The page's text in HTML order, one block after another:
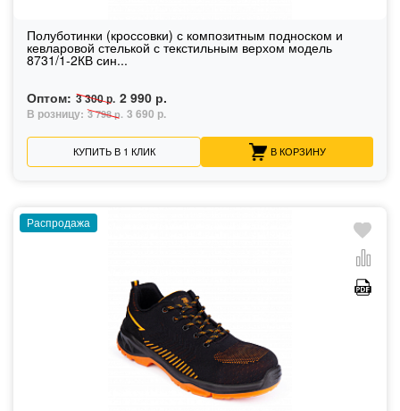
Полуботинки (кроссовки) с композитным подноском и
кевларовой стелькой с текстильным верхом модель
8731/1-2КВ син...
Оптом: 3 300 р. 2 990 р.
В розницу: 3 798 р. 3 690 р.
КУПИТЬ В 1 КЛИК В КОРЗИНУ
Распродажа